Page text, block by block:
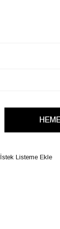
İstek Listeme Ekle